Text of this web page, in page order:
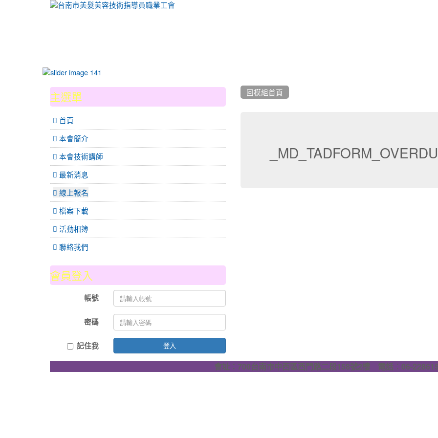
回模組首頁
:::主選單
 首頁
本會簡介
本會技術講師
最新消息
線上報名
檔案下載
活動相簿
聯絡我們
會員登入
帳號
密碼
記住我 登入
會址：700台南市中西區西門路二段158號2樓 電話：06-